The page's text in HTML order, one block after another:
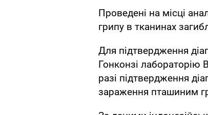
Проведені на місці
грипу в тканинах
Для підтвердження
Гонконзі лабораторію
разі підтвердження
зараження пташиним